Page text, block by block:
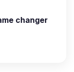
changer